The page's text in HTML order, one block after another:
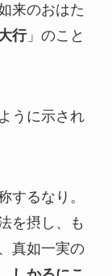
来のおはた
行」のこと
うに示され
するなり。
を摂し、も
真如一実の